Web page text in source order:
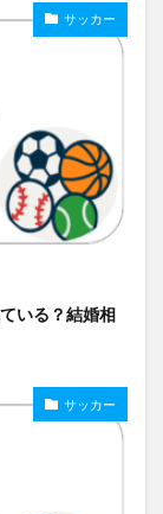
サッカー
いる？結婚相
サッカー